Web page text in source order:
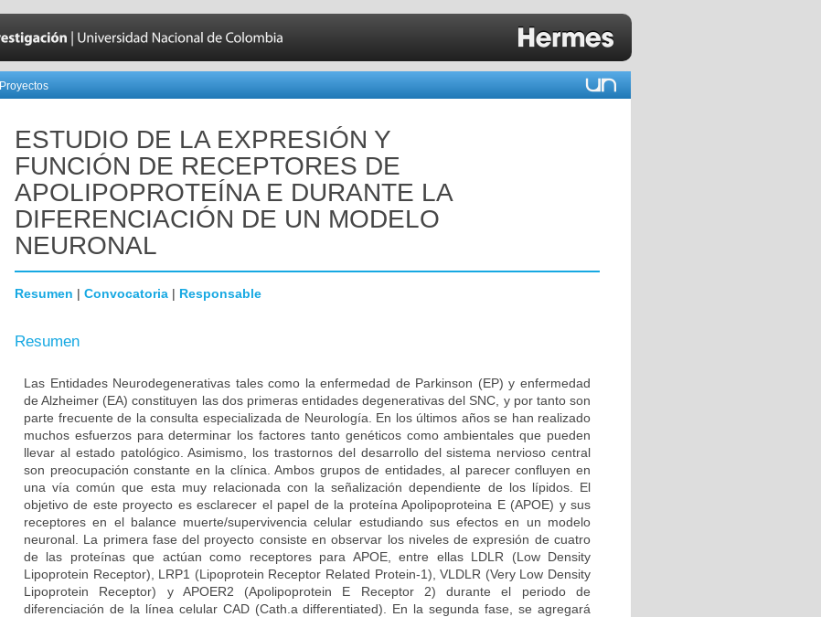
Proyectos
ESTUDIO DE LA EXPRESIÓN Y
FUNCIÓN DE RECEPTORES DE
APOLIPOPROTEÍNA E DURANTE LA
DIFERENCIACIÓN DE UN MODELO
NEURONAL
Resumen | Convocatoria | Responsable
Resumen
Las Entidades Neurodegenerativas tales como la enfermedad de Parkinson (EP) y enfermedad
de Alzheimer (EA) constituyen las dos primeras entidades degenerativas del SNC, y por tanto son
parte frecuente de la consulta especializada de Neurología. En los últimos años se han realizado
muchos esfuerzos para determinar los factores tanto genéticos como ambientales que pueden
llevar al estado patológico. Asimismo, los trastornos del desarrollo del sistema nervioso central
son preocupación constante en la clínica. Ambos grupos de entidades, al parecer confluyen en
una vía común que esta muy relacionada con la señalización dependiente de los lípidos. El
objetivo de este proyecto es esclarecer el papel de la proteína Apolipoproteina E (APOE) y sus
receptores en el balance muerte/supervivencia celular estudiando sus efectos en un modelo
neuronal. La primera fase del proyecto consiste en observar los niveles de expresión de cuatro
de las proteínas que actúan como receptores para APOE, entre ellas LDLR (Low Density
Lipoprotein Receptor), LRP1 (Lipoprotein Receptor Related Protein-1), VLDLR (Very Low Density
Lipoprotein Receptor) y APOER2 (Apolipoprotein E Receptor 2) durante el periodo de
diferenciación de la línea celular CAD (Cath.a differentiated). En la segunda fase, se agregará